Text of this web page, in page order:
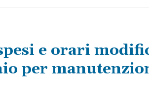
e orari
per